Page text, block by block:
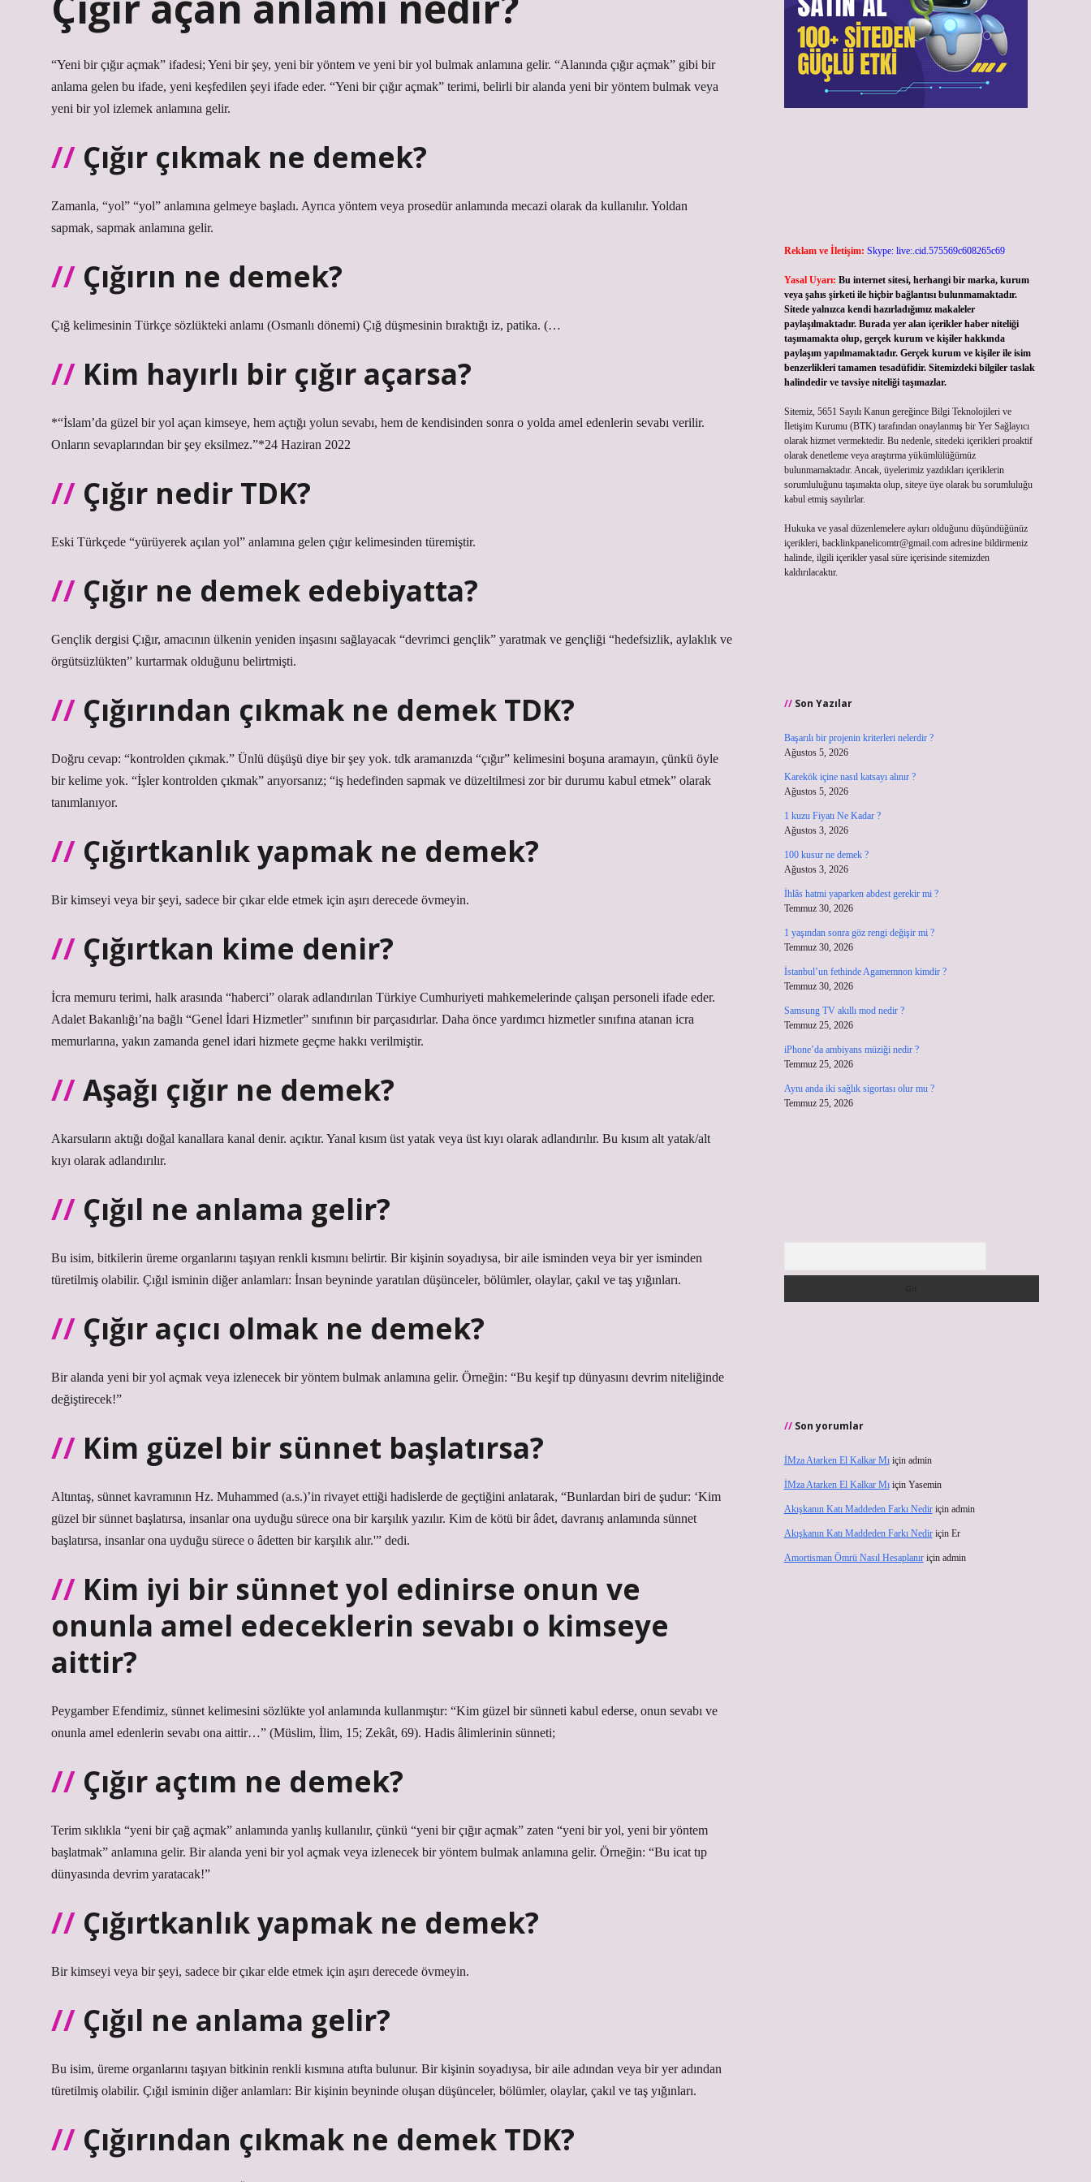
“Yeni bir çığır açmak” ifadesi; Yeni bir şey, yeni bir yöntem ve yeni bir yol bulmak anlamına gelir. “Alanında çığır açmak” gibi bir
anlama gelen bu ifade, yeni keşfedilen şeyi ifade eder. “Yeni bir çığır açmak” terimi, belirli bir alanda yeni bir yöntem bulmak veya
yeni bir yol izlemek anlamına gelir.
Çığır çıkmak ne demek?
Zamanla, “yol” “yol” anlamına gelmeye başladı. Ayrıca yöntem veya prosedür anlamında mecazi olarak da kullanılır. Yoldan
sapmak, sapmak anlamına gelir.
Çığırın ne demek?
Çığ kelimesinin Türkçe sözlükteki anlamı (Osmanlı dönemi) Çığ düşmesinin bıraktığı iz, patika. (…
Kim hayırlı bir çığır açarsa?
*“İslam’da güzel bir yol açan kimseye, hem açtığı yolun sevabı, hem de kendisinden sonra o yolda amel edenlerin sevabı verilir.
Onların sevaplarından bir şey eksilmez.”*24 Haziran 2022
Çığır nedir TDK?
Eski Türkçede “yürüyerek açılan yol” anlamına gelen çıġır kelimesinden türemiştir.
Çığır ne demek edebiyatta?
Gençlik dergisi Çığır, amacının ülkenin yeniden inşasını sağlayacak “devrimci gençlik” yaratmak ve gençliği “hedefsizlik, aylaklık ve
örgütsüzlükten” kurtarmak olduğunu belirtmişti.
Çığırından çıkmak ne demek TDK?
Doğru cevap: “kontrolden çıkmak.” Ünlü düşüşü diye bir şey yok. tdk aramanızda “çığır” kelimesini boşuna aramayın, çünkü öyle
bir kelime yok. “İşler kontrolden çıkmak” arıyorsanız; “iş hedefinden sapmak ve düzeltilmesi zor bir durumu kabul etmek” olarak
tanımlanıyor.
Çığırtkanlık yapmak ne demek?
Bir kimseyi veya bir şeyi, sadece bir çıkar elde etmek için aşırı derecede övmeyin.
Çığırtkan kime denir?
İcra memuru terimi, halk arasında “haberci” olarak adlandırılan Türkiye Cumhuriyeti mahkemelerinde çalışan personeli ifade eder.
Adalet Bakanlığı’na bağlı “Genel İdari Hizmetler” sınıfının bir parçasıdırlar. Daha önce yardımcı hizmetler sınıfına atanan icra
memurlarına, yakın zamanda genel idari hizmete geçme hakkı verilmiştir.
Aşağı çığır ne demek?
Akarsuların aktığı doğal kanallara kanal denir. açıktır. Yanal kısım üst yatak veya üst kıyı olarak adlandırılır. Bu kısım alt yatak/alt
kıyı olarak adlandırılır.
Çığıl ne anlama gelir?
Bu isim, bitkilerin üreme organlarını taşıyan renkli kısmını belirtir. Bir kişinin soyadıysa, bir aile isminden veya bir yer isminden
türetilmiş olabilir. Çığıl isminin diğer anlamları: İnsan beyninde yaratılan düşünceler, bölümler, olaylar, çakıl ve taş yığınları.
Çığır açıcı olmak ne demek?
Bir alanda yeni bir yol açmak veya izlenecek bir yöntem bulmak anlamına gelir. Örneğin: “Bu keşif tıp dünyasını devrim niteliğinde
değiştirecek!”
Kim güzel bir sünnet başlatırsa?
Altıntaş, sünnet kavramının Hz. Muhammed (a.s.)’in rivayet ettiği hadislerde de geçtiğini anlatarak, “Bunlardan biri de şudur: ‘Kim
güzel bir sünnet başlatırsa, insanlar ona uyduğu sürece ona bir karşılık yazılır. Kim de kötü bir âdet, davranış anlamında sünnet
başlatırsa, insanlar ona uyduğu sürece o âdetten bir karşılık alır.'” dedi.
Kim iyi bir sünnet yol edinirse onun ve
onunla amel edeceklerin sevabı o kimseye
aittir?
Peygamber Efendimiz, sünnet kelimesini sözlükte yol anlamında kullanmıştır: “Kim güzel bir sünneti kabul ederse, onun sevabı ve
onunla amel edenlerin sevabı ona aittir…” (Müslim, İlim, 15; Zekât, 69). Hadis âlimlerinin sünneti;
Çığır açtım ne demek?
Terim sıklıkla “yeni bir çağ açmak” anlamında yanlış kullanılır, çünkü “yeni bir çığır açmak” zaten “yeni bir yol, yeni bir yöntem
başlatmak” anlamına gelir. Bir alanda yeni bir yol açmak veya izlenecek bir yöntem bulmak anlamına gelir. Örneğin: “Bu icat tıp
dünyasında devrim yaratacak!”
Çığırtkanlık yapmak ne demek?
Bir kimseyi veya bir şeyi, sadece bir çıkar elde etmek için aşırı derecede övmeyin.
Çığıl ne anlama gelir?
Bu isim, üreme organlarını taşıyan bitkinin renkli kısmına atıfta bulunur. Bir kişinin soyadıysa, bir aile adından veya bir yer adından
türetilmiş olabilir. Çığıl isminin diğer anlamları: Bir kişinin beyninde oluşan düşünceler, bölümler, olaylar, çakıl ve taş yığınları.
Çığırından çıkmak ne demek TDK?
Reklam ve İletişim: Skype: live:.cid.575569c608265c69
Yasal Uyarı: Bu internet sitesi, herhangi bir marka, kurum
veya şahıs şirketi ile hiçbir bağlantısı bulunmamaktadır.
Sitede yalnızca kendi hazırladığımız makaleler
paylaşılmaktadır. Burada yer alan içerikler haber niteliği
taşımamakta olup, gerçek kurum ve kişiler hakkında
paylaşım yapılmamaktadır. Gerçek kurum ve kişiler ile isim
benzerlikleri tamamen tesadüfidir. Sitemizdeki bilgiler taslak
halindedir ve tavsiye niteliği taşımazlar.
Sitemiz, 5651 Sayılı Kanun gereğince Bilgi Teknolojileri ve
İletişim Kurumu (BTK) tarafından onaylanmış bir Yer Sağlayıcı
olarak hizmet vermektedir. Bu nedenle, sitedeki içerikleri proaktif
olarak denetleme veya araştırma yükümlülüğümüz
bulunmamaktadır. Ancak, üyelerimiz yazdıkları içeriklerin
sorumluluğunu taşımakta olup, siteye üye olarak bu sorumluluğu
kabul etmiş sayılırlar.
Hukuka ve yasal düzenlemelere aykırı olduğunu düşündüğünüz
içerikleri, backlinkpanelicomtr@gmail.comadresine bildirmeniz
halinde, ilgili içerikler yasal süre içerisinde sitemizden
kaldırılacaktır.
Son Yazılar
Başarılı bir projenin kriterleri nelerdir ?
Ağustos 5, 2026
Karekök içine nasıl katsayı alınır ?
Ağustos 5, 2026
1 kuzu Fiyatı Ne Kadar ?
Ağustos 3, 2026
100 kusur ne demek ?
Ağustos 3, 2026
İhlâs hatmi yaparken abdest gerekir mi ?
Temmuz 30, 2026
1 yaşından sonra göz rengi değişir mi ?
Temmuz 30, 2026
İstanbul’un fethinde Agamemnon kimdir ?
Temmuz 30, 2026
Samsung TV akıllı mod nedir ?
Temmuz 25, 2026
iPhone’da ambiyans müziği nedir ?
Temmuz 25, 2026
Aynı anda iki sağlık sigortası olur mu ?
Temmuz 25, 2026
Son yorumlar
İMza Atarken El Kalkar Mıiçin admin
İMza Atarken El Kalkar Mıiçin Yasemin
Akışkanın Katı Maddeden Farkı Nediriçin admin
Akışkanın Katı Maddeden Farkı Nediriçin Er
Amortisman Ömrü Nasıl Hesaplanıriçin admin